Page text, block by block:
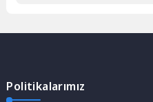
Politikalarımız